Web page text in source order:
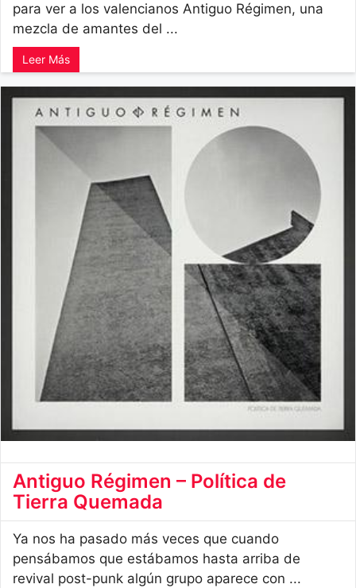
para ver a los valencianos Antiguo Régimen, una
mezcla de amantes del ...
Leer Más
Antiguo Régimen – Política de
Tierra Quemada
Ya nos ha pasado más veces que cuando
pensábamos que estábamos hasta arriba de
revival post-punk algún grupo aparece con ...